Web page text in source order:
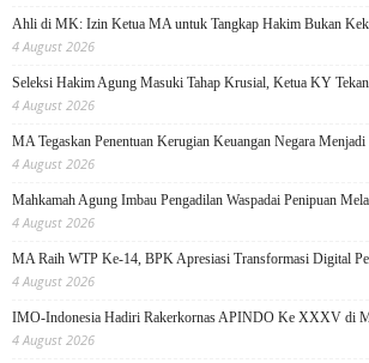
Ahli di MK: Izin Ketua MA untuk Tangkap Hakim Bukan
4 August 2026
Seleksi Hakim Agung Masuki Tahap Krusial, Ketua KY
4 August 2026
MA Tegaskan Penentuan Kerugian Keuangan Negara
4 August 2026
Mahkamah Agung Imbau Pengadilan Waspadai Penipuan
4 August 2026
MA Raih WTP Ke-14, BPK Apresiasi Transformasi Digital
4 August 2026
IMO-Indonesia Hadiri Rakerkornas APINDO Ke XXXV di
4 August 2026